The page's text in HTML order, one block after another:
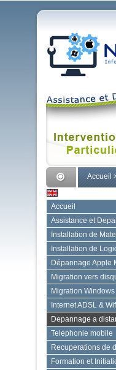
Accueil
Accueil
Assistance et
Installation de
Installation de
Dépannage Apple
Migration vers
Migration Windows
Internet ADSL &
Depannage a
Telephonie mobile
Recuperations de
Formation et